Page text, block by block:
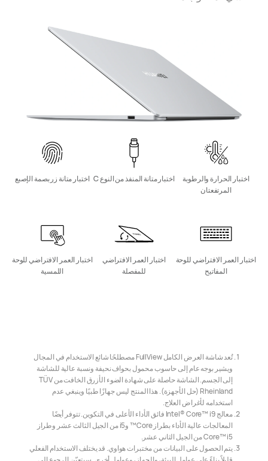
اختبار الحرارة والرطوبة
المرتفعتان
اختبار متانة المنفذ من النوع C اختبار متانة زر بصمة الإصبع
اختبار العمر الافتراضي للوحة
المفاتيح
اختبار العمر الافتراضي
للمفصلة
اختبار العمر الافتراضي للوحة
اللمسية
تُعد شاشة العرض الكامل FullView مصطلحًا شائع الاستخدام في المجال
ويشير بوجه عام إلى حاسوب محمول بحواف نحيفة ونسبة عالية للشاشة
إلى الجسم. الشاشة حاصلة على شهادة الضوء الأزرق الخافت من TÜV
Rheinland (حل الأجهزة). هذا المنتج ليس جهازًا طبيًا وينبغي عدم
استخدامه لأغراض العلاج.
معالج Intel® Core™ i9 فائق الأداء الأعلى في التكوين. تتوفر أيضًا
المعالجات عالية الأداء بطراز Core™ وi5 من الجيل الثالث عشر وطراز
Core™ i5 من الجيل الثاني عشر.
يتم الحصول على البيانات من مختبرات هواوي. قد يختلف الاستخدام الفعلي